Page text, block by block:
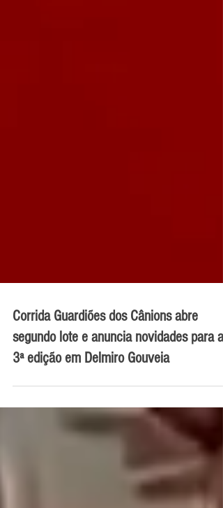
Corrida Guardiões dos Cânions abre
segundo lote e anuncia novidades para a
3ª edição em Delmiro Gouveia